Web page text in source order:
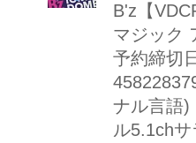
B'z【
マジック
予約締切
ナル言語)
ル5.1ch